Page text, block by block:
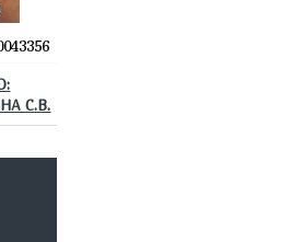
С.В.